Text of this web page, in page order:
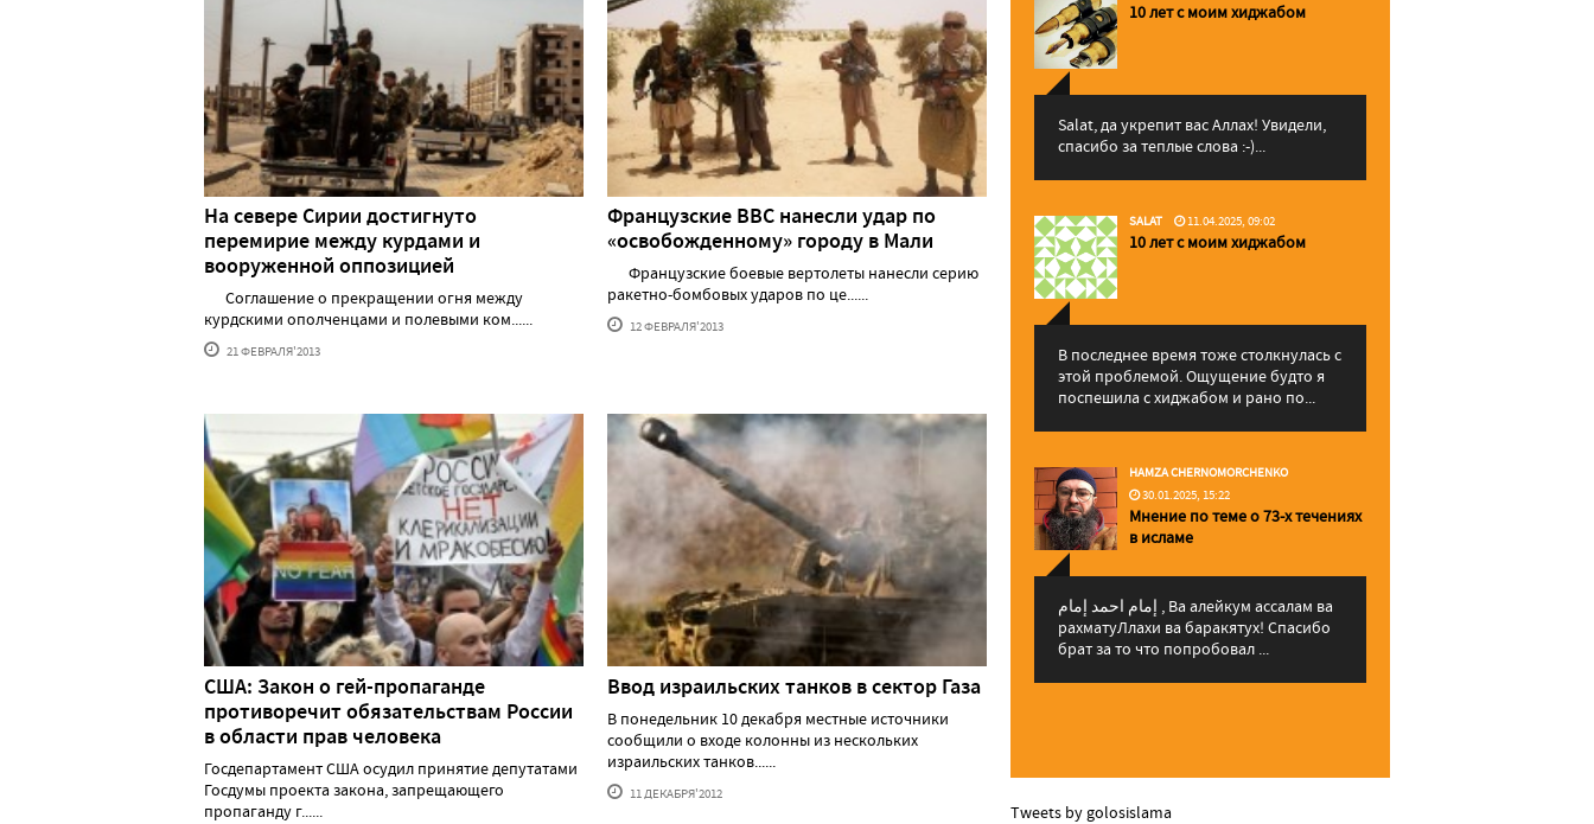
На севере Сирии достигнуто
перемирие между курдами и
вооруженной оппозицией
Соглашение о прекращении огня между
курдскими ополченцами и полевыми ком......
21 ФЕВРАЛЯ'2013
Французские ВВС нанесли удар по
«освобожденному» городу в Мали
Французские боевые вертолеты нанесли серию
ракетно-бомбовых ударов по це......
12 ФЕВРАЛЯ'2013
США: Закон о гей-пропаганде
противоречит обязательствам России
в области прав человека
Госдепартамент США осудил принятие депутатами
Госдумы проекта закона, запрещающего
пропаганду г......
Ввод израильских танков в сектор Газа
В понедельник 10 декабря местные источники
сообщили о входе колонны из нескольких
израильских танков......
11 ДЕКАБРЯ'2012
10 лет с моим хиджабом
Salat, да укрепит вас Аллаx! Увидели,
спасибо за теплые слова :-)...
SALAT 11.04.2025, 09:02
10 лет с моим хиджабом
В последнее время тоже столкнулась с
этой проблемой. Ощущение будто я
поспешила с хиджабом и рано по...
HAMZA CHERNOMORCHENKO
30.01.2025, 15:22
Мнение по теме о 73-х течениях
в исламе
إمام احمد إمام , Ва алейкум ассалам ва
рахматуЛлахи ва баракятух! Спасибо
брат за то что попробовал ...
Tweets by golosislama